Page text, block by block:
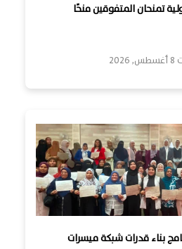
تمنحان المتفوقين منحًا
بناء قدرات شبكة ميسرات